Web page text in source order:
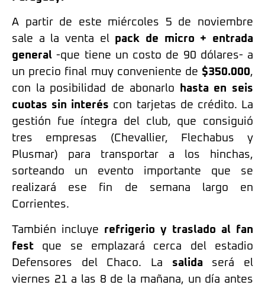
A partir de este miércoles 5 de noviembre
sale a la venta el pack de micro + entrada
general -que tiene un costo de 90 dólares- a
un precio final muy conveniente de $350.000,
con la posibilidad de abonarlo
hasta en seis
cuotas sin interés con tarjetas de crédito. La
gestión fue íntegra del club, que consiguió
tres empresas (Chevallier, Flechabus y
Plusmar) para transportar a los hinchas,
sorteando un evento importante que se
realizará ese fin de semana largo en
Corrientes.
También incluye refrigerio y traslado al fan
fest que se emplazará cerca del estadio
Defensores del Chaco. La salidaserá el
viernes 21 a las 8 de la mañana, un día antes